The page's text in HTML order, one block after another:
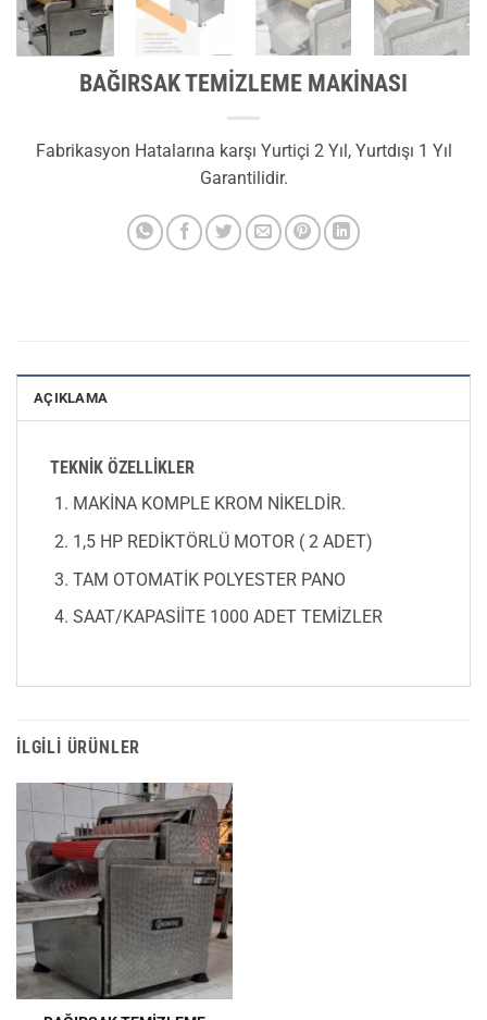
BAĞIRSAK TEMİZLEME MAKİNASI
Fabrikasyon Hatalarına karşı Yurtiçi 2 Yıl, Yurtdışı 1 Yıl
Garantilidir.
AÇIKLAMA
TEKNİK ÖZELLİKLER
MAKİNA KOMPLE KROM NİKELDİR.
1,5 HP REDİKTÖRLÜ MOTOR ( 2 ADET)
TAM OTOMATİK POLYESTER PANO
SAAT/KAPASİİTE 1000 ADET TEMİZLER
İLGILI ÜRÜNLER